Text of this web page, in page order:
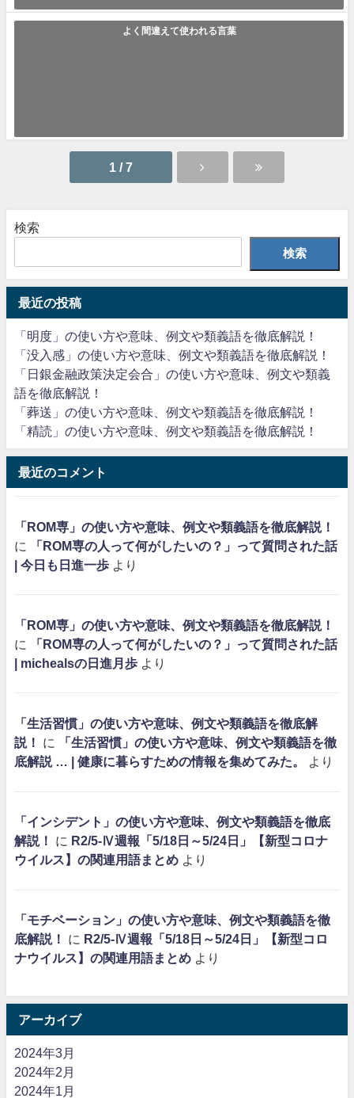
よく間違えて使われる言葉
1 / 7
検索
検索
最近の投稿
「明度」の使い方や意味、例文や類義語を徹底解説！
「没入感」の使い方や意味、例文や類義語を徹底解説！
「日銀金融政策決定会合」の使い方や意味、例文や類義
語を徹底解説！
「葬送」の使い方や意味、例文や類義語を徹底解説！
「精読」の使い方や意味、例文や類義語を徹底解説！
最近のコメント
「ROM専」の使い方や意味、例文や類義語を徹底解説！
に
「ROM専の人って何がしたいの？」って質問された話
| 今日も日進一歩 より
「ROM専」の使い方や意味、例文や類義語を徹底解説！
に
「ROM専の人って何がしたいの？」って質問された話
| michealsの日進月歩 より
「生活習慣」の使い方や意味、例文や類義語を徹底解
説！
に
「生活習慣」の使い方や意味、例文や類義語を徹
底解説 … | 健康に暮らすための情報を集めてみた。
より
「インシデント」の使い方や意味、例文や類義語を徹底
解説！
に R2/5-Ⅳ週報「5/18日～5/24日」【新型コロナ
ウイルス】の関連用語まとめ より
「モチベーション」の使い方や意味、例文や類義語を徹
底解説！
に R2/5-Ⅳ週報「5/18日～5/24日」【新型コロ
ナウイルス】の関連用語まとめ より
アーカイブ
2024年3月
2024年2月
2024年1月